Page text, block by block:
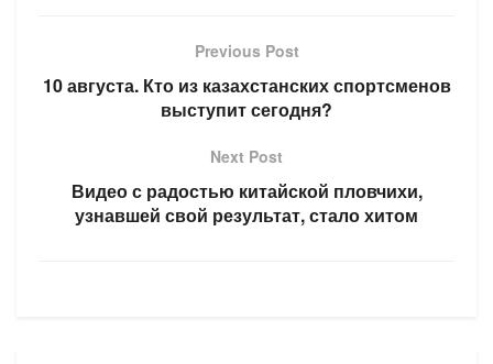
Previous Post
10 августа. Кто из казахстанских спортсменов
выступит сегодня?
Next Post
Видео с радостью китайской пловчихи,
узнавшей свой результат, стало хитом